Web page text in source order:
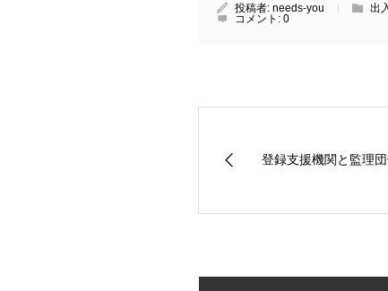
投稿者: needs-you 出
コメント: 0
登録支援機関と監理